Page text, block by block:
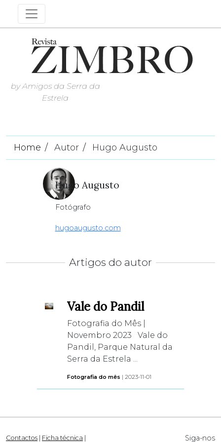
by Amigos da Serra da
Estrela
Home Autor Hugo Augusto
Hugo Augusto
Fotógrafo
hugoaugusto.com
Artigos do autor
Vale do Pandil
Fotografia do Mês |
Novembro 2023 Vale do
Pandil, Parque Natural da
Serra da Estrela ...
Fotografia do mês | 2023-11-01
Contactos | Ficha técnica | Siga-nos